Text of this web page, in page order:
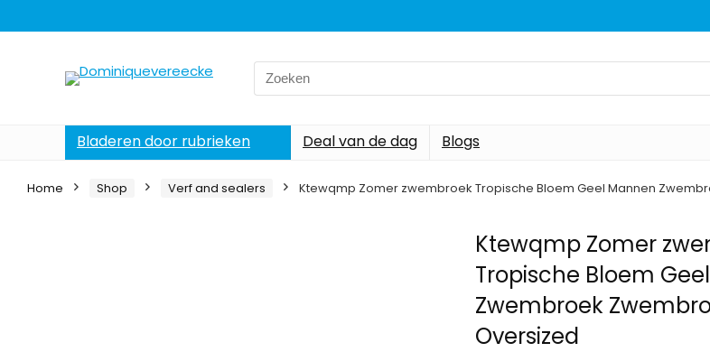
Search
for:
Bladeren door rubrieken Deal van de dag Blogs
Home Shop Verf and sealers Ktewqmp Zomer zwembroek Tropische Bloem Geel Mannen
Ktewqmp Zomer
Tropische Bloem
Zwembroek
Oversized